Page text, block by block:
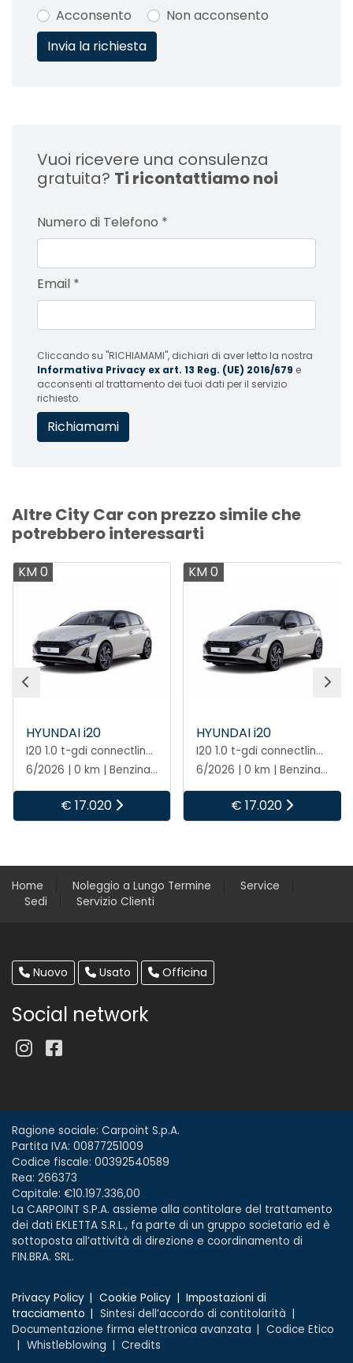
Acconsento
Non acconsento
Vuoi ricevere una consulenza
gratuita? Ti ricontattiamo noi
Numero di Telefono *
Email *
Cliccando su "RICHIAMAMI", dichiari di aver letto la nostra
Informativa Privacy ex art. 13 Reg. (UE) 2016/679 e
acconsenti al trattamento dei tuoi dati per il servizio
richiesto.
Altre City Car con prezzo simile che
potrebbero interessarti
KM 0
HYUNDAI i20
I20 1.0 t-gdi connectline exterior pack 90cv mt
6/2026 | 0 km | Benzina | Manuale
€ 17.020
KM 0
HYUNDAI i20
I20 1.0 t-gdi connectline exterior pack 90cv mt
6/2026 | 0 km | Benzina | Manuale
€ 17.020
Home Noleggio a Lungo Termine
Service
Sedi
Servizio Clienti
Nuovo Usato Officina
Social network
Ragione sociale: Carpoint S.p.A.
Partita IVA: 00877251009
Codice fiscale: 00392540589
Rea: 266373
Capitale: €10.197.336,00
La CARPOINT S.P.A. assieme alla contitolare del trattamento
dei dati EKLETTA S.R.L., fa parte di un gruppo societario ed è
sottoposta all’attività di direzione e coordinamento di
FIN.BRA. SRL.
Privacy Policy Cookie Policy
Impostazioni di
tracciamento
Sintesi dell’accordo di contitolarità
Documentazione firma elettronica avanzata
Codice Etico
Whistleblowing
Credits